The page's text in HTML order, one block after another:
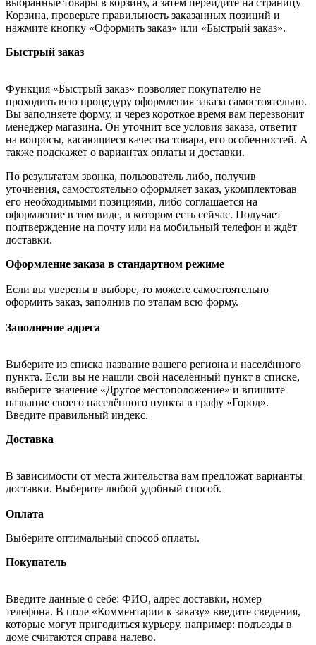
Корзина, проверьте правильность заказанных позиций и
нажмите кнопку «Оформить заказ» или «Быстрый заказ».
Быстрый заказ
Функция «Быстрый заказ» позволяет покупателю не
проходить всю процедуру оформления заказа самостоятельно.
Вы заполняете форму, и через короткое время вам перезвонит
менеджер магазина. Он уточнит все условия заказа, ответит
на вопросы, касающиеся качества товара, его особенностей. А
также подскажет о вариантах оплаты и доставки.
По результатам звонка, пользователь либо, получив
уточнения, самостоятельно оформляет заказ, укомплектовав
его необходимыми позициями, либо соглашается на
оформление в том виде, в котором есть сейчас. Получает
подтверждение на почту или на мобильный телефон и ждёт
доставки.
Оформление заказа в стандартном режиме
Если вы уверены в выборе, то можете самостоятельно
оформить заказ, заполнив по этапам всю форму.
Заполнение адреса
Выберите из списка название вашего региона и населённого
пункта. Если вы не нашли свой населённый пункт в списке,
выберите значение «Другое местоположение» и впишите
название своего населённого пункта в графу «Город».
Введите правильный индекс.
Доставка
В зависимости от места жительства вам предложат варианты
доставки. Выберите любой удобный способ.
Оплата
Выберите оптимальный способ оплаты.
Покупатель
Введите данные о себе: ФИО, адрес доставки, номер
телефона. В поле «Комментарии к заказу» введите сведения,
которые могут пригодиться курьеру, например: подъезды в
доме считаются справа налево.